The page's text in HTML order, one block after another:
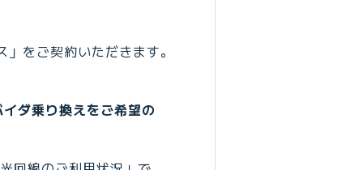
をご契約いただきます。
ダ乗り換えをご希望の